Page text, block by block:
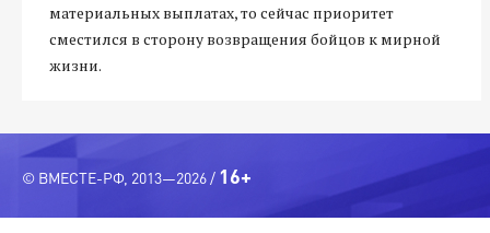
материальных выплатах, то сейчас приоритет
сместился в сторону возвращения бойцов к мирной
жизни.
© ВМЕСТЕ-РФ, 2013—2026 / 16+